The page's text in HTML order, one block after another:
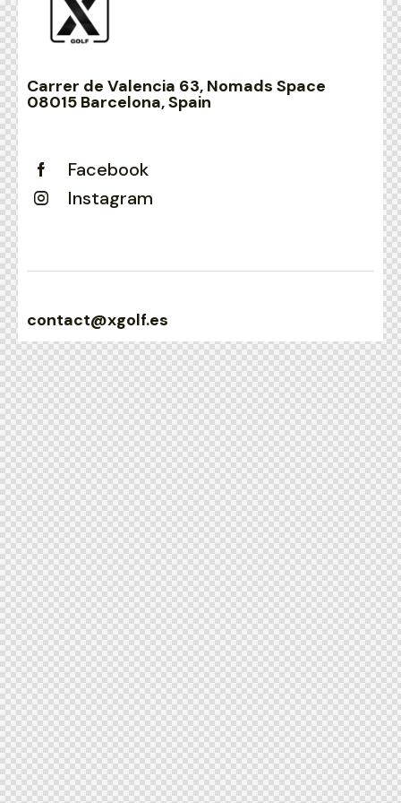
Carrer de Valencia 63, Nomads Space
08015 Barcelona, Spain
Facebook
Instagram
contact@xgolf.es